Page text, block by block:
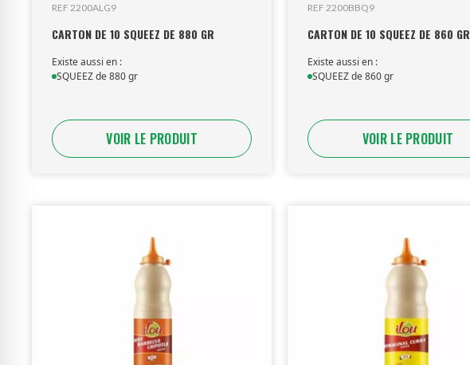
REF 2200ALG9
CARTON DE 10 SQUEEZ DE 880 GR
Existe aussi en :
SQUEEZ de 880 gr
VOIR LE PRODUIT
REF 2200BBQ9
CARTON DE 10 SQUEEZ DE 860 GR
Existe aussi en :
SQUEEZ de 860 gr
VOIR LE PRODUIT